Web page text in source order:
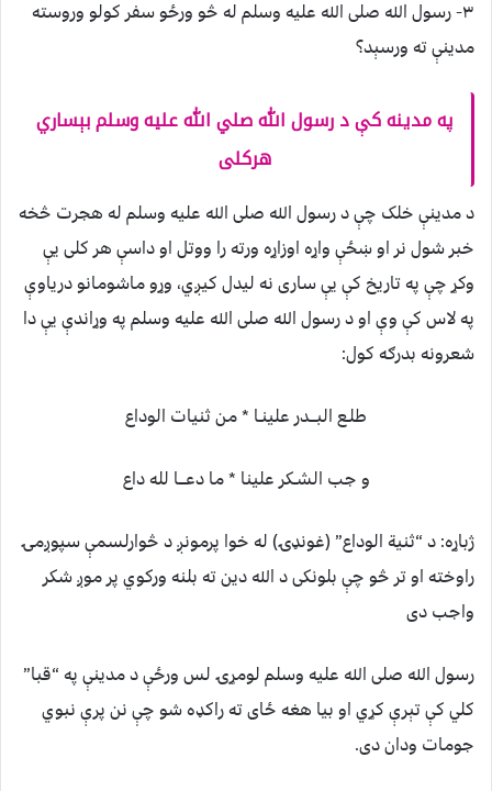
۳- رسول الله صلی الله عليه وسلم له څو ورځو سفر کولو وروسته
مدينې ته ورسېد؟
په مدينه کې د رسول الله صلي الله عليه وسلم بېساري
هرکلی
د مدينې خلک چې د رسول الله صلی الله عليه وسلم له هجرت څخه
خبر شول نر او ښځې واړه اوزاړه ورته را ووتل او داسې هر کلی يې
وکړ چې په تاريخ کې يې ساری نه ليدل کيږي، وړو ماشومانو درياوې
په لاس کې وې او د رسول الله صلی الله عليه وسلم په وړاندې يې دا
شعرونه بدرګه کول:
طلـع البـــدر علينـا * من ثنيات الوداع
و جب الشـكر علينا * ما دعـــا لله داع
ژباړه: د “ثنية الوداع” (غونډۍ) له خوا پرمونږ د څوارلسمې سپوږمۍ
راوخته او تر څو چې بلونکى د الله دين ته بلنه ورکوي پر موږ شکر
واجب دى
رسول الله صلی الله عليه وسلم لومړۍ لس ورځې د مدينې په “قبا”
کلي کې تېرې کړي او بيا هغه ځای ته راکډه شو چې نن پرې نبوي
جومات ودان دی.